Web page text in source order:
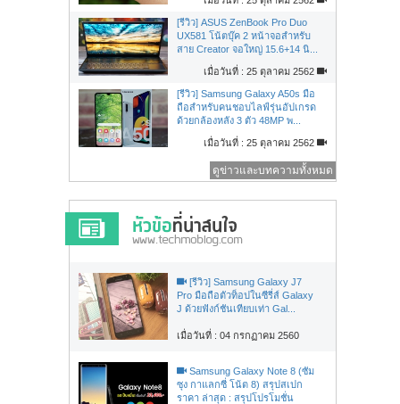
[รีวิว] ASUS ZenBook Pro Duo
UX581 โน้ตบุ๊ค 2 หน้าจอสำหรับ
สาย Creator จอใหญ่ 15.6+14 นิ...
เมื่อวันที่ : 25 ตุลาคม 2562
[รีวิว] Samsung Galaxy A50s มือ
ถือสำหรับคนชอบไลฟ์รุ่นอัปเกรด
ด้วยกล้องหลัง 3 ตัว 48MP พ...
เมื่อวันที่ : 25 ตุลาคม 2562
ดูข่าวและบทความทั้งหมด
[รีวิว] Samsung Galaxy J7
Pro มือถือตัวท็อปในซีรี่ส์ Galaxy
J ด้วยฟังก์ชันเทียบเท่า Gal...
เมื่อวันที่ : 04 กรกฏาคม 2560
Samsung Galaxy Note 8 (ซัม
ซุง กาแลกซี่ โน้ต 8) สรุปสเปก
ราคา ล่าสุด : สรุปโปรโมชั่น